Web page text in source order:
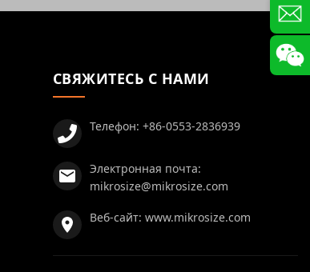
СВЯЖИТЕСЬ С НАМИ
Телефон: +86-0553-2836939
Электронная почта:
mikrosize@mikrosize.com
Веб-сайт: www.mikrosize.com